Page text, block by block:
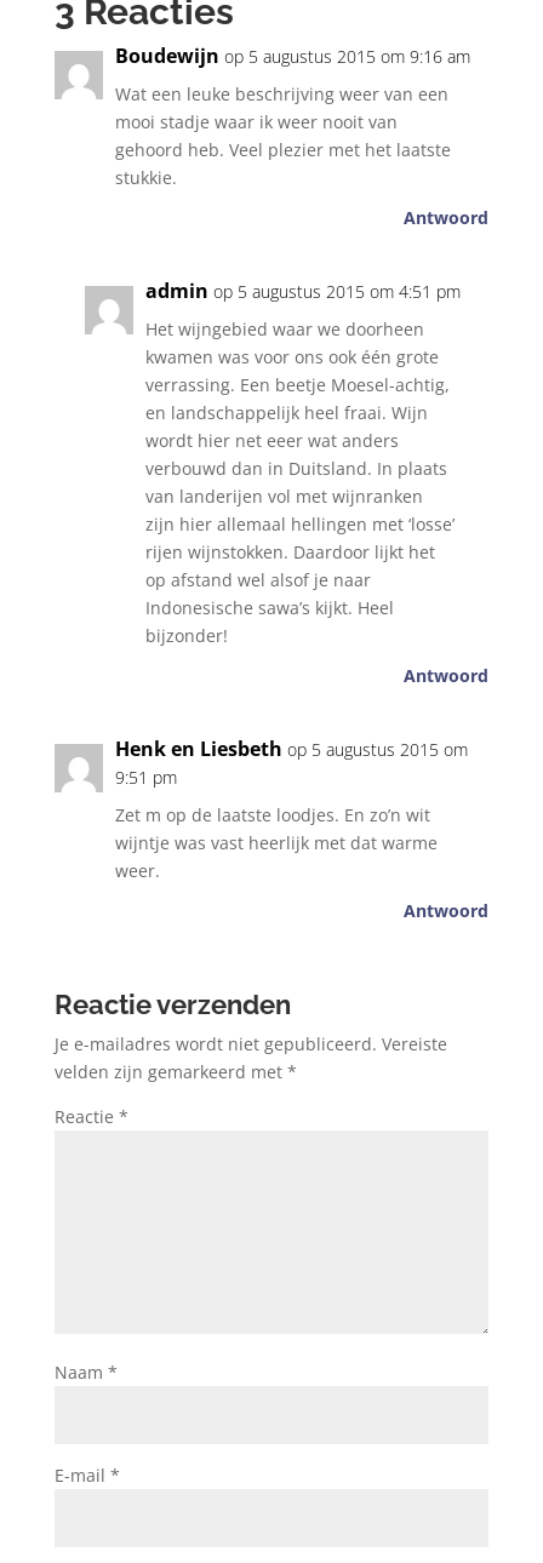
3 Reacties
Boudewijn op 5 augustus 2015 om 9:16 am
Wat een leuke beschrijving weer van een
mooi stadje waar ik weer nooit van
gehoord heb. Veel plezier met het laatste
stukkie.
Antwoord
admin op 5 augustus 2015 om 4:51 pm
Het wijngebied waar we doorheen
kwamen was voor ons ook één grote
verrassing. Een beetje Moesel-achtig,
en landschappelijk heel fraai. Wijn
wordt hier net eeer wat anders
verbouwd dan in Duitsland. In plaats
van landerijen vol met wijnranken
zijn hier allemaal hellingen met ‘losse’
rijen wijnstokken. Daardoor lijkt het
op afstand wel alsof je naar
Indonesische sawa’s kijkt. Heel
bijzonder!
Antwoord
Henk en Liesbeth op 5 augustus 2015 om
9:51 pm
Zet m op de laatste loodjes. En zo’n wit
wijntje was vast heerlijk met dat warme
weer.
Antwoord
Reactie verzenden
Je e-mailadres wordt niet gepubliceerd. Vereiste
velden zijn gemarkeerd met *
Reactie *
Naam *
E-mail *